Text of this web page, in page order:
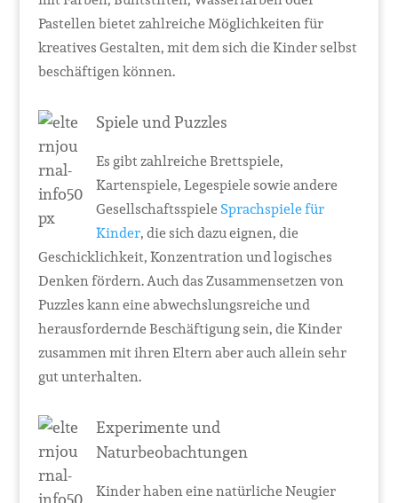
Pastellen bietet zahlreiche Möglichkeiten für
kreatives Gestalten, mit dem sich die Kinder selbst
beschäftigen können.
Spiele und Puzzles
Es gibt zahlreiche Brettspiele,
Kartenspiele, Legespiele sowie andere
GesellschaftsspieleSprachspiele für
Kinder, die sich dazu eignen, die
Geschicklichkeit, Konzentration und logisches
Denken fördern. Auch das Zusammensetzen von
Puzzles kann eine abwechslungsreiche und
herausfordernde Beschäftigung sein, die Kinder
zusammen mit ihren Eltern aber auch allein sehr
gut unterhalten.
Experimente und
Naturbeobachtungen
Kinder haben eine natürliche Neugier